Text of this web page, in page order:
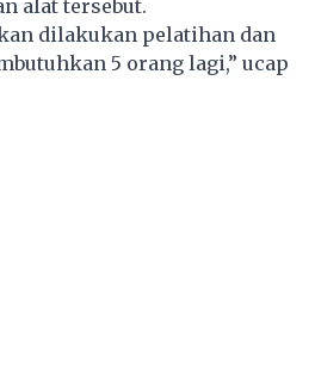
alat tersebut.
dilakukan pelatihan dan
5 orang lagi,” ucap